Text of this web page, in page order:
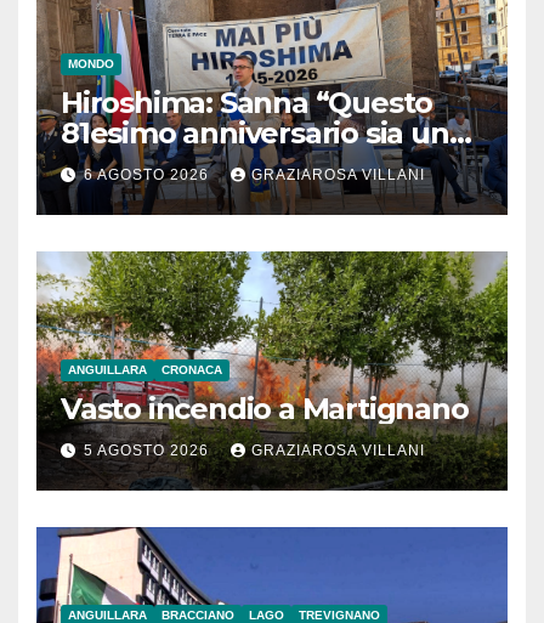
MONDO
Hiroshima: Sanna “Questo
81esimo anniversario sia un
monito per tutti”
6 AGOSTO 2026 GRAZIAROSA VILLANI
ANGUILLARA CRONACA
Vasto incendio a Martignano
5 AGOSTO 2026 GRAZIAROSA VILLANI
ANGUILLARA BRACCIANO LAGO TREVIGNANO